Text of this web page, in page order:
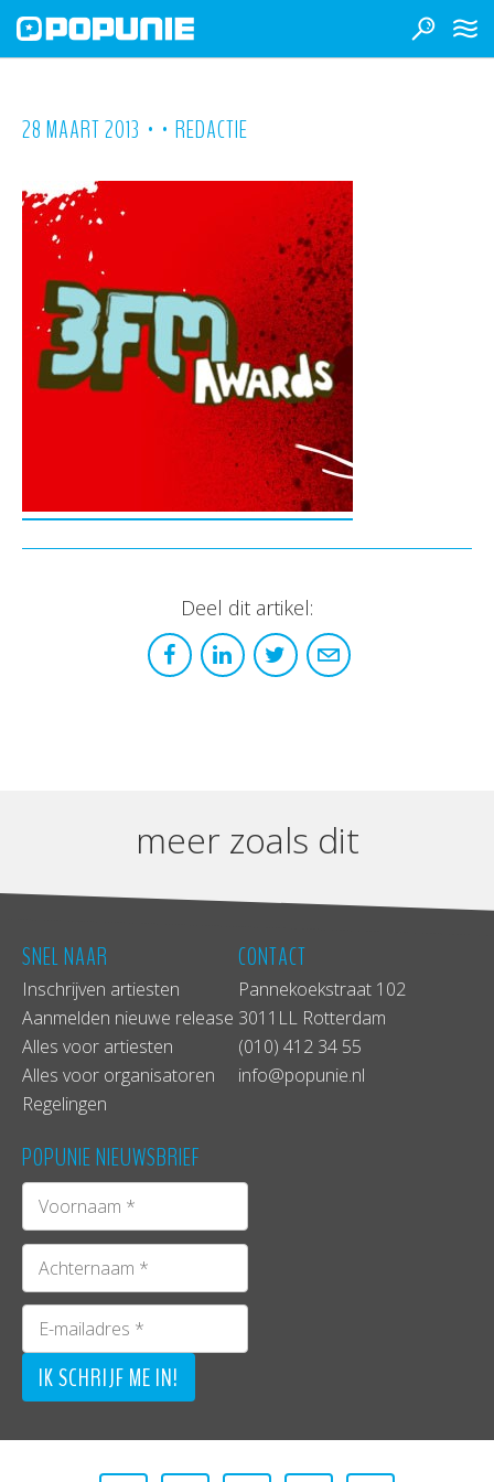
28 MAART 2013 • • REDACTIE
Deel dit artikel:
meer zoals dit
SNEL NAAR
Inschrijven artiesten
Aanmelden nieuwe release
Alles voor artiesten
Alles voor organisatoren
Regelingen
CONTACT
Pannekoekstraat 102
3011LL Rotterdam
(010) 412 34 55
info@popunie.nl
POPUNIE NIEUWSBRIEF